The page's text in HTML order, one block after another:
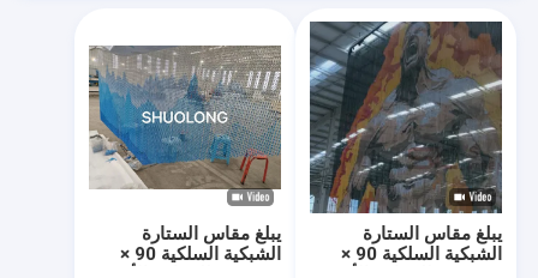
يبلغ مقاس الستارة
الشبكية السلكية 90 ×
يبلغ مقاس الستارة
الشبكية السلكية 90 ×